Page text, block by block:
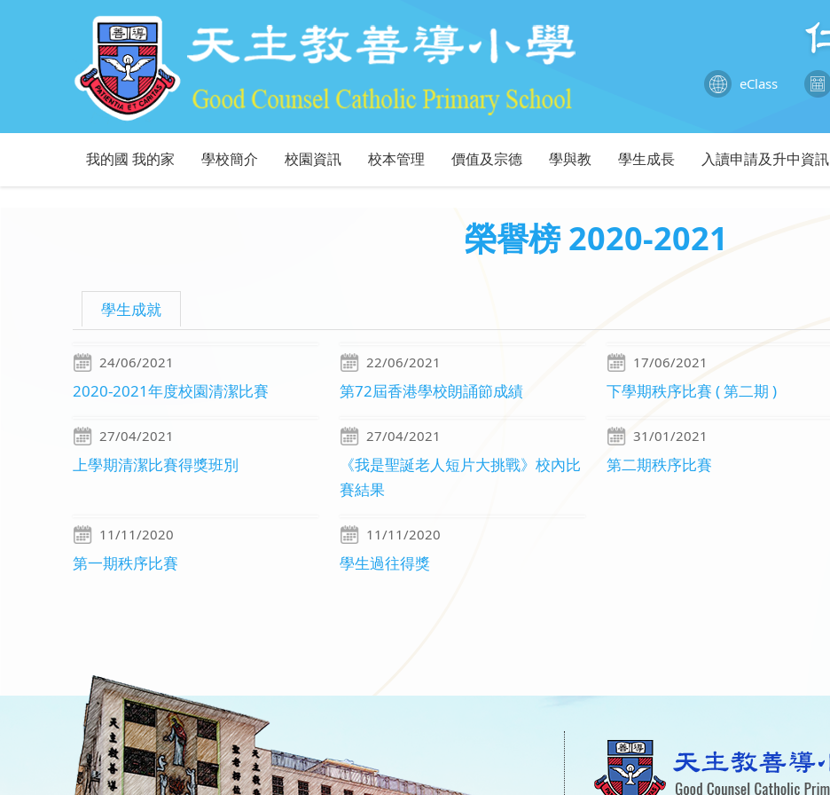
eClass
我的國 我的家 學校簡介 校園資訊 校本管理 價值及宗德 學與教 學生成長 入讀申請及升中資訊
榮譽榜 2020-2021
學生成就
24/06/2021
2020-2021年度校園清潔比賽
22/06/2021
第72屆香港學校朗誦節成績
17/06/2021
下學期秩序比賽 ( 第二期 )
27/04/2021
上學期清潔比賽得獎班別
27/04/2021
《我是聖誕老人短片大挑戰》校內比
賽結果
31/01/2021
第二期秩序比賽
11/11/2020
第一期秩序比賽
11/11/2020
學生過往得獎